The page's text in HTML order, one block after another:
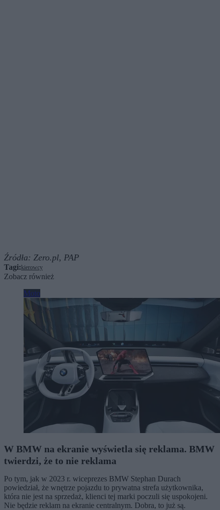
Źródła: Zero.pl, PAP
Tagi:kierowcy
Zobacz również
Moto
W BMW na ekranie wyświetla się reklama. BMW
twierdzi, że to nie reklama
Po tym, jak w 2023 r. wiceprezes BMW Stephan Durach
powiedział, że wnętrze pojazdu to prywatna strefa użytkownika,
która nie jest na sprzedaż, klienci tej marki poczuli się uspokojeni.
Nie będzie reklam na ekranie centralnym. Dobra, to już są.